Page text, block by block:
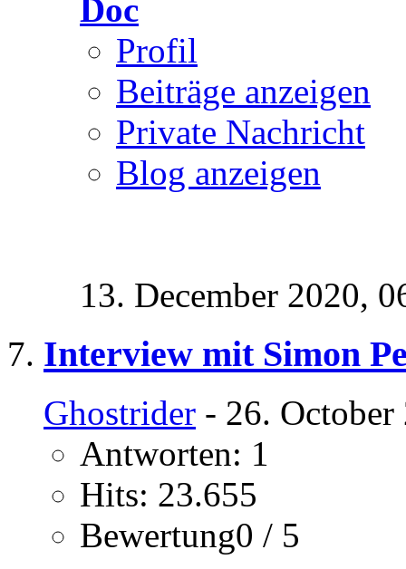
Doc
Profil
Beiträge anzeigen
Private Nachricht
Blog anzeigen
13. December 2020,
Interview mit Simon
Ghostrider - 26.
Antworten: 1
Hits: 23.655
Bewertung0 / 5